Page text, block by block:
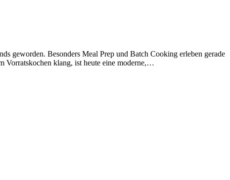
geworden. Besonders Meal Prep und Batch Cooking erleben gerade
Vorratskochen klang, ist heute eine moderne,…